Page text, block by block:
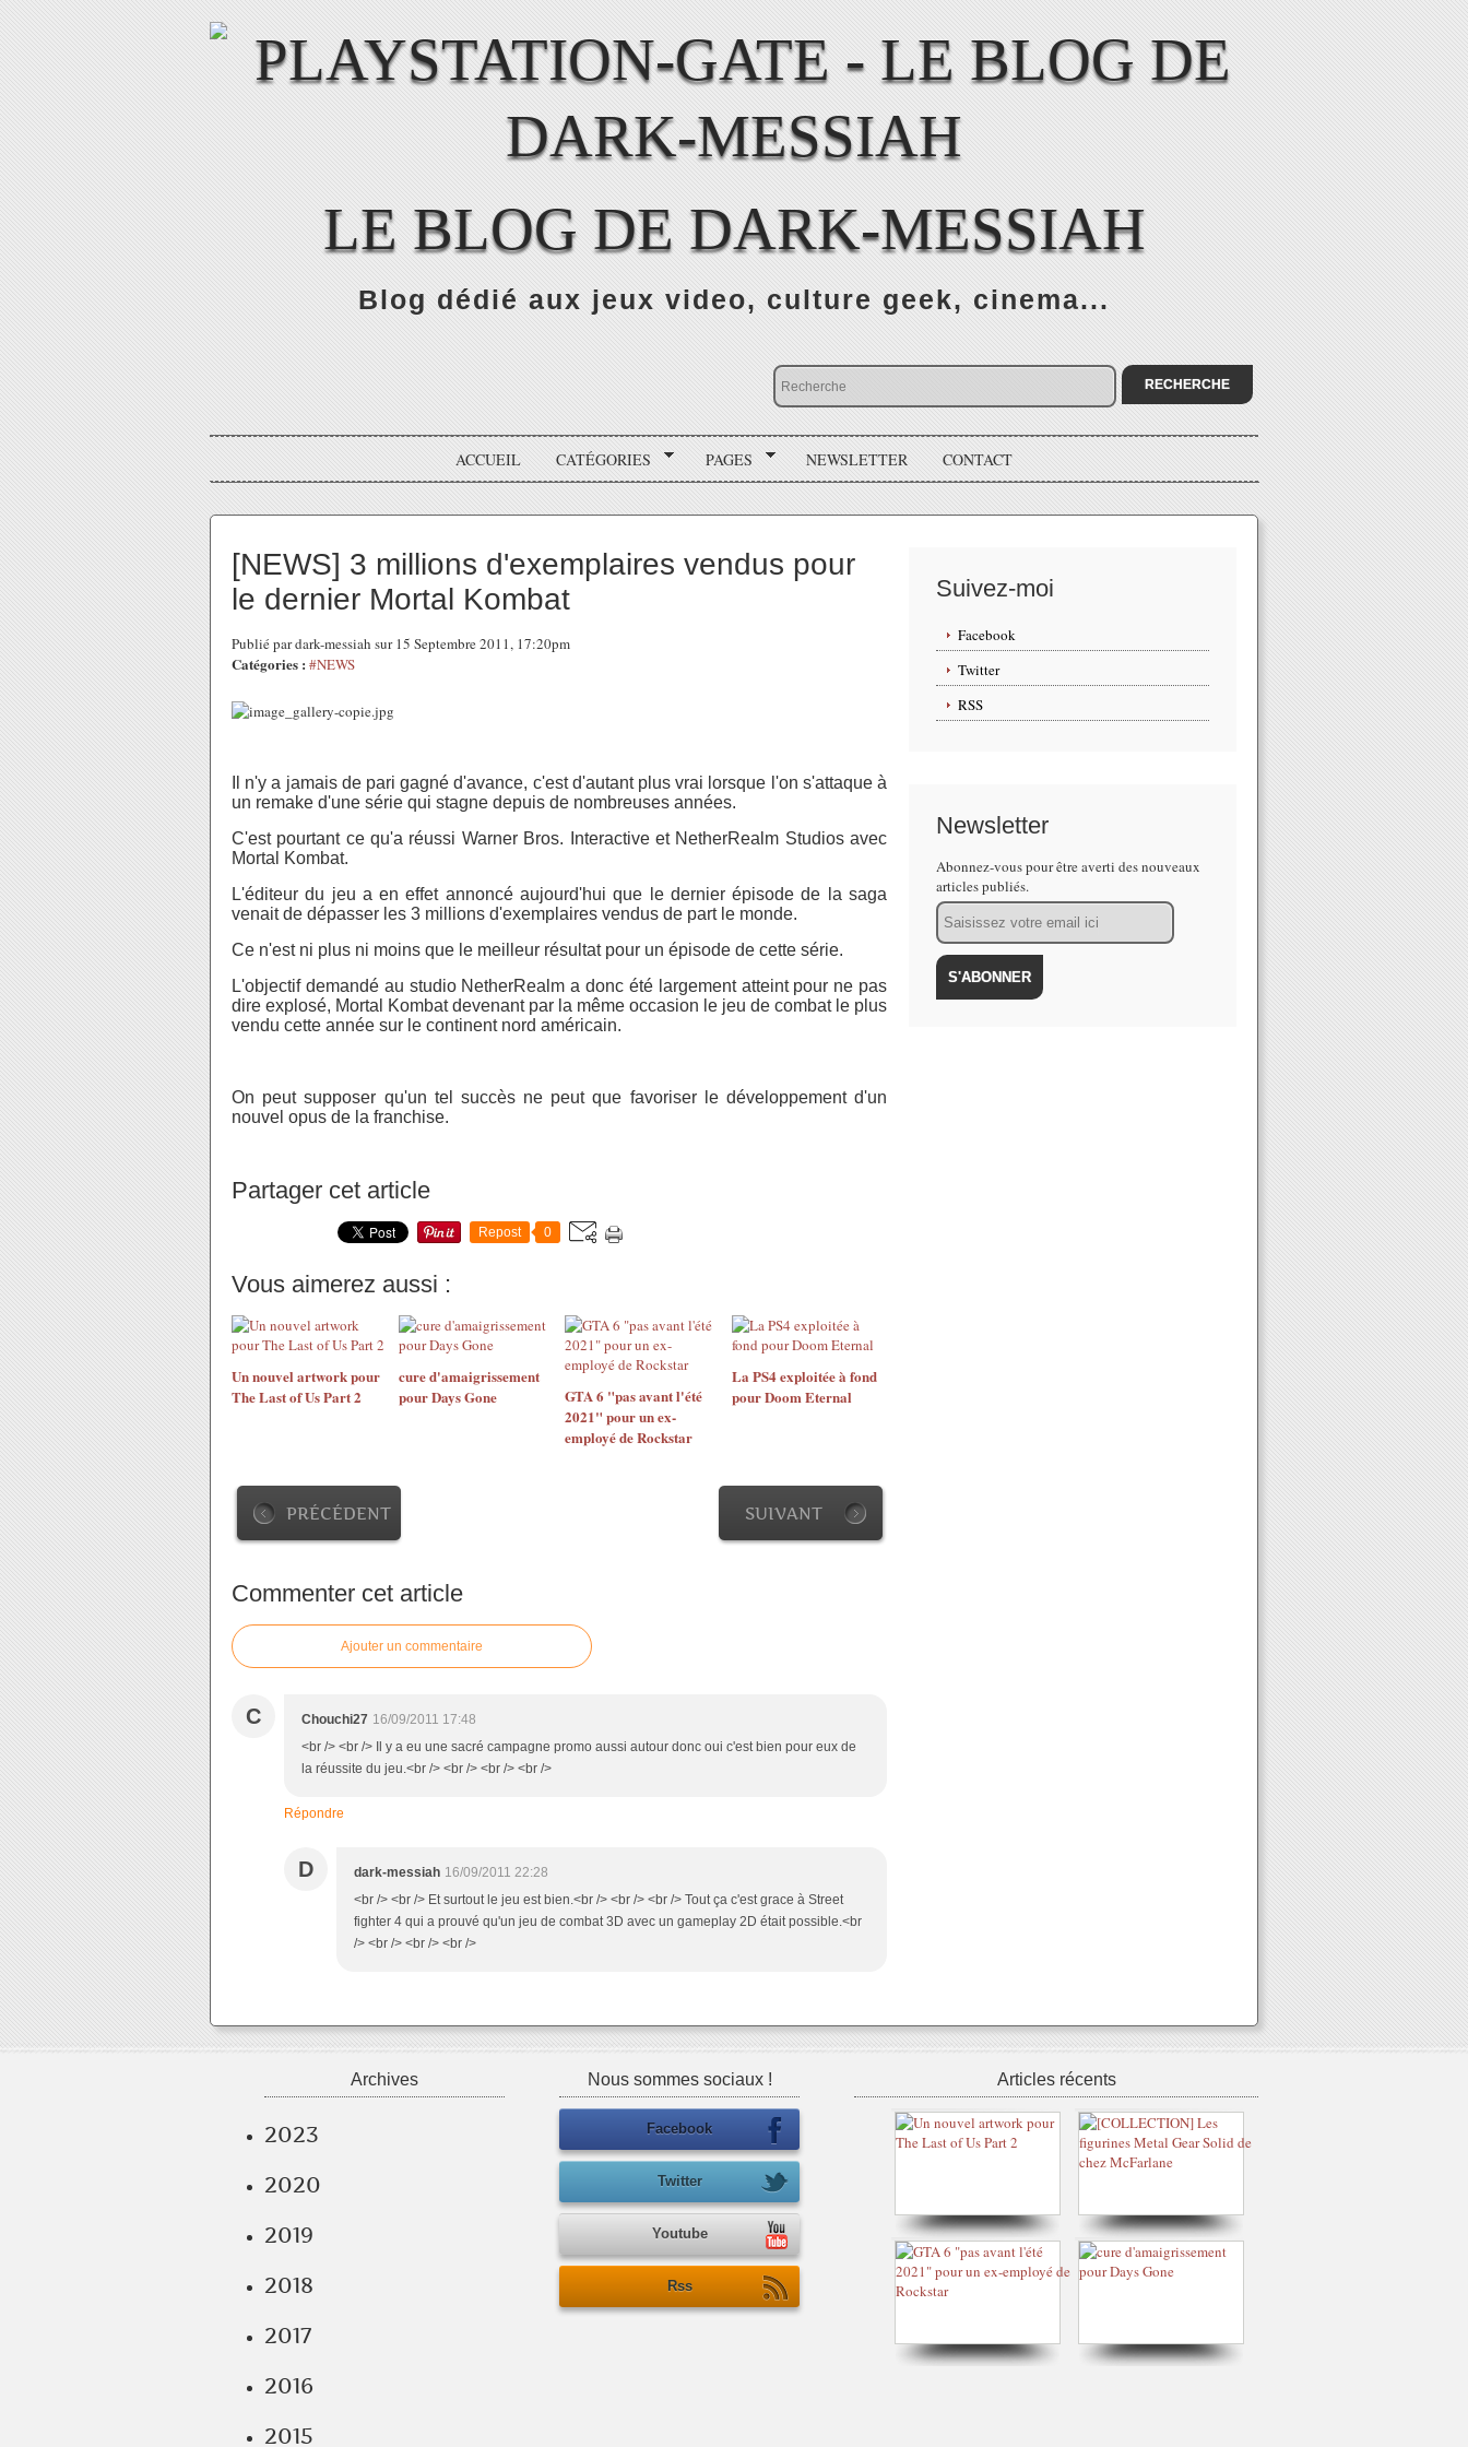
LE BLOG DE DARK-MESSIAH
Blog dédié aux jeux video, culture geek, cinema...
ACCUEIL CATÉGORIES PAGES NEWSLETTER CONTACT
[NEWS] 3 millions d'exemplaires vendus pour
le dernier Mortal Kombat
Publié par dark-messiah sur 15 Septembre 2011, 17:20pm
Catégories : #NEWS
Il n'y a jamais de pari gagné d'avance, c'est d'autant plus vrai lorsque l'on s'attaque à
un remake d'une série qui stagne depuis de nombreuses années.
C'est pourtant ce qu'a réussi Warner Bros. Interactive et NetherRealm Studios avec
Mortal Kombat.
L'éditeur du jeu a en effet annoncé aujourd'hui que le dernier épisode de la saga
venait de dépasser les 3 millions d'exemplaires vendus de part le monde.
Ce n'est ni plus ni moins que le meilleur résultat pour un épisode de cette série.
L'objectif demandé au studio NetherRealm a donc été largement atteint pour ne pas
dire explosé, Mortal Kombat devenant par la même occasion le jeu de combat le plus
vendu cette année sur le continent nord américain.
On peut supposer qu'un tel succès ne peut que favoriser le développement d'un
nouvel opus de la franchise.
Partager cet article
Repost 0
Vous aimerez aussi :
Un nouvel artwork pour
The Last of Us Part 2
cure d'amaigrissement
pour Days Gone
GTA 6 "pas avant l'été
2021" pour un ex-
employé de Rockstar
La PS4 exploitée à fond
pour Doom Eternal
PRÉCÉDENT SUIVANT
Commenter cet article
Ajouter un commentaire
C Chouchi27 16/09/2011 17:48
<br /> <br /> Il y a eu une sacré campagne promo aussi autour donc oui c'est bien pour eux de
la réussite du jeu.<br /> <br /> <br /> <br />
Répondre
D dark-messiah 16/09/2011 22:28
<br /> <br /> Et surtout le jeu est bien.<br /> <br /> <br /> Tout ça c'est grace à Street
fighter 4 qui a prouvé qu'un jeu de combat 3D avec un gameplay 2D était possible.<br
/> <br /> <br /> <br />
Suivez-moi
Facebook
Twitter
RSS
Newsletter
Abonnez-vous pour être averti des nouveaux
articles publiés.
Email
Archives
2023
2020
2019
2018
2017
2016
2015
Nous sommes sociaux !
Facebook
Twitter
Youtube
Rss
Articles récents